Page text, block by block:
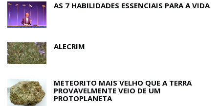
AS 7 HABILIDADES ESSENCIAIS PARA A VIDA
ALECRIM
METEORITO MAIS VELHO QUE A TERRA
PROVAVELMENTE VEIO DE UM
PROTOPLANETA